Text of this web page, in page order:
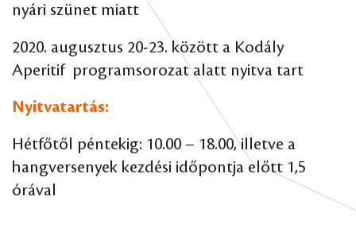
nyári szünet miatt
2020. augusztus 20-23. között a Kodály
Aperitif programsorozat alatt nyitva tart
Nyitvatartás:
Hétfőtől péntekig: 10.00 – 18.00, illetve a
hangversenyek kezdési időpontja előtt 1,5
órával